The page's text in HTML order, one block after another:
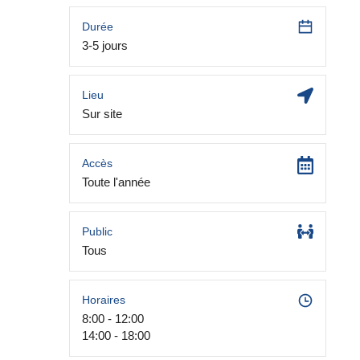
Durée
3-5 jours
Lieu
Sur site
Accès
Toute l'année
Public
Tous
Horaires
8:00 - 12:00
14:00 - 18:00